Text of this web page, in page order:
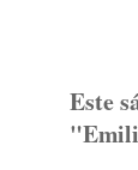
Este